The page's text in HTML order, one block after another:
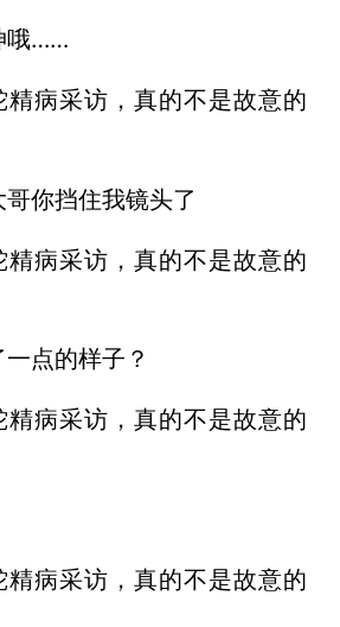
哦……
你挡住我镜头了
点的样子？